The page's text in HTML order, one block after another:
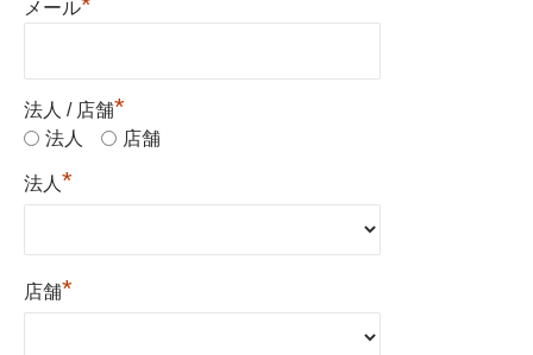
メール
法人 / 店舗*
法人 店舗
法人 *
店舗*